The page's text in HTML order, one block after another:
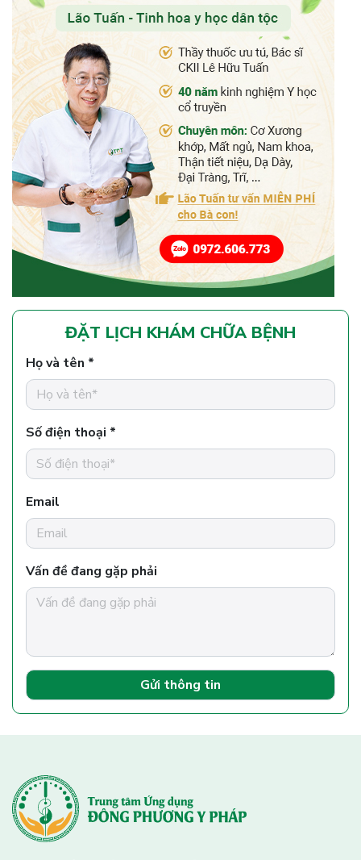
ĐẶT LỊCH KHÁM CHỮA BỆNH
Họ và tên *
Số điện thoại *
Email
Vấn đề đang gặp phải
Gửi thông tin